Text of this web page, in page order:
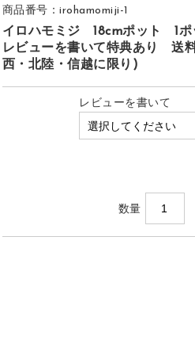
商品番号：irohamomiji-1
イロハモミジ 18cmポット 1
レビューを書いて特典あり 送
西・北陸・信越に限り)
レビューを書いて
数量